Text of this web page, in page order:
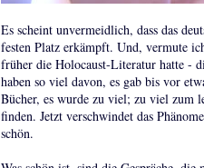
Es scheint unvermeidlich, dass das
festen Platz erkämpft. Und, vermute
früher die Holocaust-Literatur hatte -
haben so viel davon, es gab bis vor
Bücher, es wurde zu viel; zu viel zum
finden. Jetzt verschwindet das
schön.